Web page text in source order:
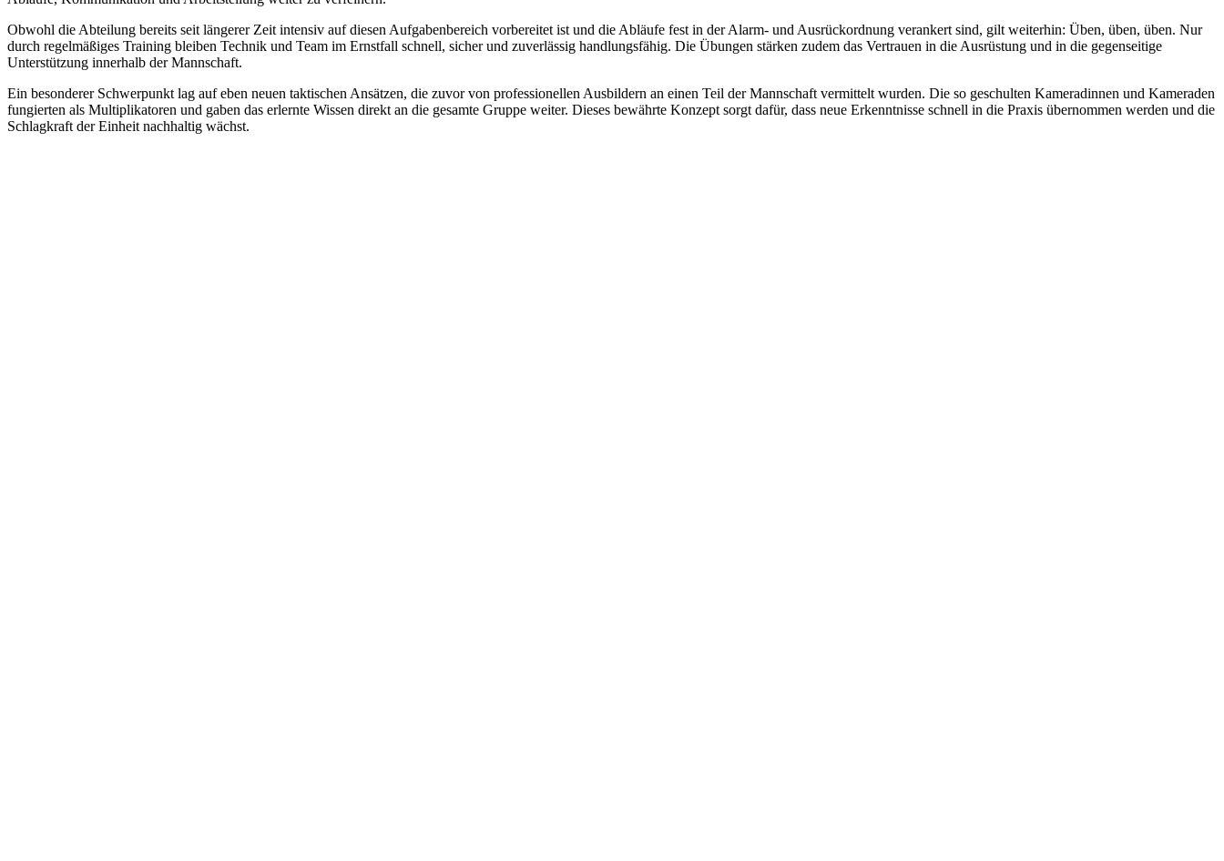
Obwohl die Abteilung bereits seit längerer Zeit intensiv auf diesen Aufgabenbereich vorbereitet ist und die Abläufe fest in der Alarm- und Ausrückordnung verankert sind, gilt weiterhin: Üben, üben, üben. Nur
durch regelmäßiges Training bleiben Technik und Team im Ernstfall schnell, sicher und zuverlässig handlungsfähig. Die Übungen stärken zudem das Vertrauen in die Ausrüstung und in die gegenseitige
Unterstützung innerhalb der Mannschaft.
Ein besonderer Schwerpunkt lag auf eben neuen taktischen Ansätzen, die zuvor von professionellen Ausbildern an einen Teil der Mannschaft vermittelt wurden. Die so geschulten Kameradinnen und Kameraden
fungierten als Multiplikatoren und gaben das erlernte Wissen direkt an die gesamte Gruppe weiter. Dieses bewährte Konzept sorgt dafür, dass neue Erkenntnisse schnell in die Praxis übernommen werden und die
Schlagkraft der Einheit nachhaltig wächst.